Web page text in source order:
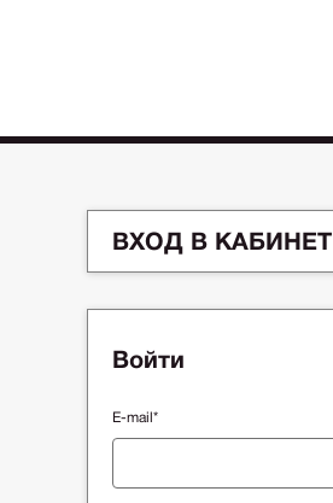
ВХОД В КАБИНЕТ
Войти
E-mail*